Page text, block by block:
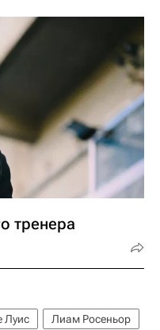
тренера
Луис
Лиам Росеньор